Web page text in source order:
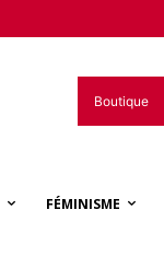
Boutique
FÉMINISME